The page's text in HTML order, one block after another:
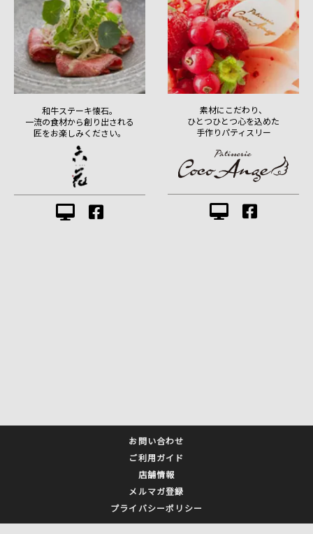
和牛ステーキ懐石。
一流の食材から創り出される
匠をお楽しみください。
素材にこだわり、
ひとつひとつ心を込めた
手作りパティスリー
お問い合わせ
ご利用ガイド
店舗情報
メルマガ登録
プライバシーポリシー